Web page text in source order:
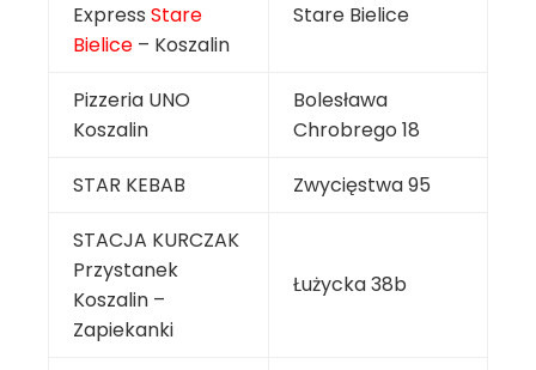
Express Stare
Bielice – Koszalin
Stare Bielice
Pizzeria UNO
Koszalin
Bolesława
Chrobrego 18
STAR KEBAB
Zwycięstwa 95
STACJA KURCZAK
Przystanek
Koszalin –
Zapiekanki
Łużycka 38b